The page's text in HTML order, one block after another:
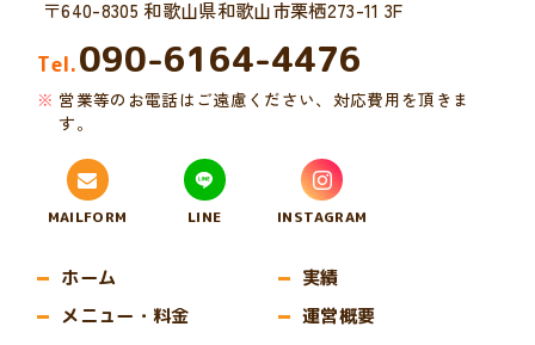
〒640-8305 和歌山県和歌山市栗栖273-11 3F
Tel.090-6164-4476
営業等のお電話はご遠慮ください、対応費用を頂きま
す。
MAILFORM LINE INSTAGRAM
ホーム
メニュー・料金
実績
運営概要